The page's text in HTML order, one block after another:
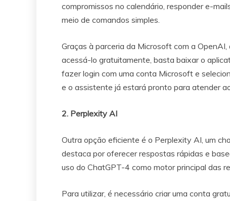
compromissos no calendário, responder e-
meio de comandos simples.
Graças à parceria da Microsoft com a
acessá-lo gratuitamente, basta baixar o
fazer login com uma conta Microsoft e
e o assistente já estará pronto para atender
2. Perplexity AI
Outra opção eficiente é o Perplexity AI, um
destaca por oferecer respostas rápidas e
uso do ChatGPT-4 como motor principal das
Para utilizar, é necessário criar uma conta